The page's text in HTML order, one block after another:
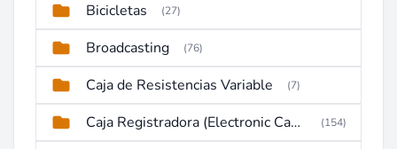
Bicicletas (27)
Broadcasting (76)
Caja de Resistencias Variable (7)
Caja Registradora (Electronic Cash Register) (154)